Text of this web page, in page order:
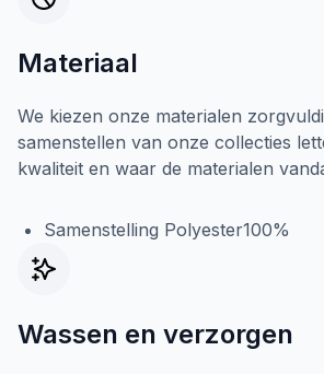
Materiaal
We kiezen onze materialen
samenstellen van onze collecties
kwaliteit en waar de materialen
Samenstelling Polyester100%
Wassen en verzorgen